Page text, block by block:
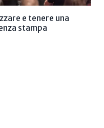
e tenere una
stampa